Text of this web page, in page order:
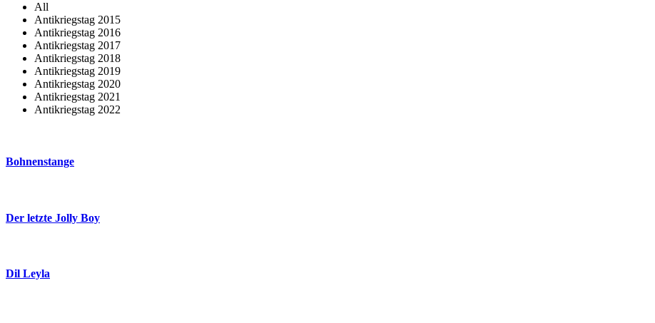
All
Antikriegstag 2015
Antikriegstag 2016
Antikriegstag 2017
Antikriegstag 2018
Antikriegstag 2019
Antikriegstag 2020
Antikriegstag 2021
Antikriegstag 2022
Bohnenstange
Der letzte Jolly Boy
Dil Leyla